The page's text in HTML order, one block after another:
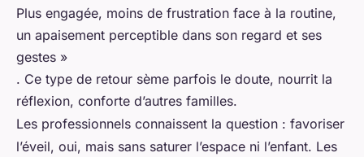
Plus engagée, moins de frustration face à la routine,
un apaisement perceptible dans son regard et ses
gestes »
. Ce type de retour sème parfois le doute, nourrit la
réflexion, conforte d’autres familles.
Les professionnels connaissent la question : favoriser
l’éveil, oui, mais sans saturer l’espace ni l’enfant. Les